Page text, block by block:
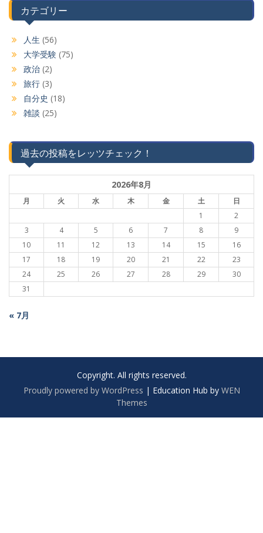
カテゴリー
人生 (56)
大学受験 (75)
政治 (2)
旅行 (3)
自分史 (18)
雑談 (25)
過去の投稿をレッツチェック！
2026年8月
月 火 水 木 金 土
日
1
2
3
4 5 6 7 8
9
10
11 12 13 14 15
16
17
18 19 20 21 22
23
24
25 26 27 28 29
30
31
« 7月
Copyright. All rights reserved.
Proudly powered by WordPress | Education Hub by WEN
Themes